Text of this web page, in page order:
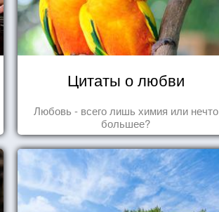
Цитаты о любви
Любовь - всего лишь химия или нечто
большее?